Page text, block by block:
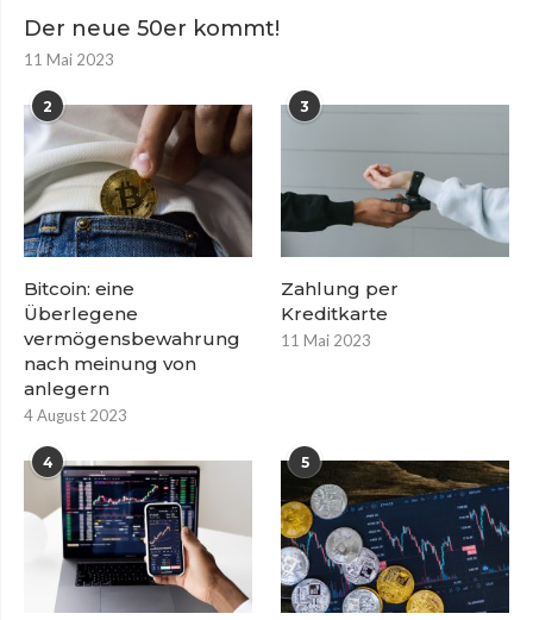
Der neue 50er kommt!
11 Mai 2023
2
Bitcoin: eine
Überlegene
vermögensbewahrung
nach meinung von
anlegern
4 August 2023
3
Zahlung per
Kreditkarte
11 Mai 2023
4 5